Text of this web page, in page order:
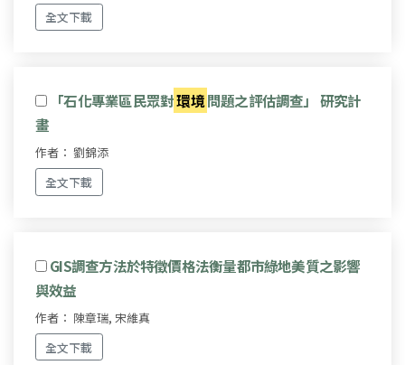
全文下載
「石化專業區民眾對環境問題之評估調查」 研究計
畫
作者： 劉錦添
全文下載
GIS調查方法於特徵價格法衡量都市綠地美質之影響
與效益
作者： 陳章瑞, 宋維真
全文下載